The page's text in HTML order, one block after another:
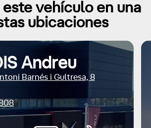
vehículo en una
ubicaciones
Andreu
Barnés i Gultresa, 8